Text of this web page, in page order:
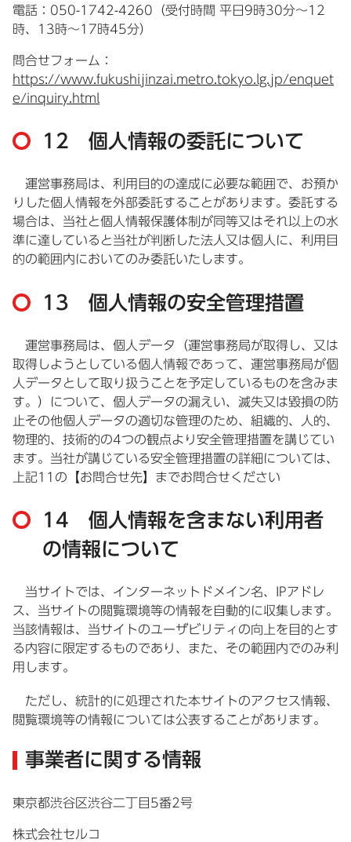
電話：050-1742-4260（受付時間 平日9時30分～12
時、13時～17時45分）
問合せフォーム：
https://www.fukushijinzai.metro.tokyo.lg.jp/enquet
e/inquiry.html
12 個人情報の委託について
運営事務局は、利用目的の達成に必要な範囲で、お預か
りした個人情報を外部委託することがあります。委託する
場合は、当社と個人情報保護体制が同等又はそれ以上の水
準に達していると当社が判断した法人又は個人に、利用目
的の範囲内においてのみ委託いたします。
13 個人情報の安全管理措置
運営事務局は、個人データ（運営事務局が取得し、又は
取得しようとしている個人情報であって、運営事務局が個
人データとして取り扱うことを予定しているものを含みま
す。）について、個人データの漏えい、滅失又は毀損の防
止その他個人データの適切な管理のため、組織的、人的、
物理的、技術的の4つの観点より安全管理措置を講じてい
ます。当社が講じている安全管理措置の詳細については、
上記11の【お問合せ先】までお問合せください
14 個人情報を含まない利用者
の情報について
当サイトでは、インターネットドメイン名、IPアドレ
ス、当サイトの閲覧環境等の情報を自動的に収集します。
当該情報は、当サイトのユーザビリティの向上を目的とす
る内容に限定するものであり、また、その範囲内でのみ利
用します。
ただし、統計的に処理された本サイトのアクセス情報、
閲覧環境等の情報については公表することがあります。
事業者に関する情報
東京都渋谷区渋谷二丁目5番2号
株式会社セルコ